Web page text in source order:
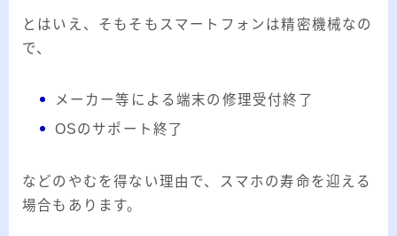
とはいえ、そもそもスマートフォンは精密機械なの
で、
メーカー等による端末の修理受付終了
OSのサポート終了
などのやむを得ない理由で、スマホの寿命を迎える
場合もあります。